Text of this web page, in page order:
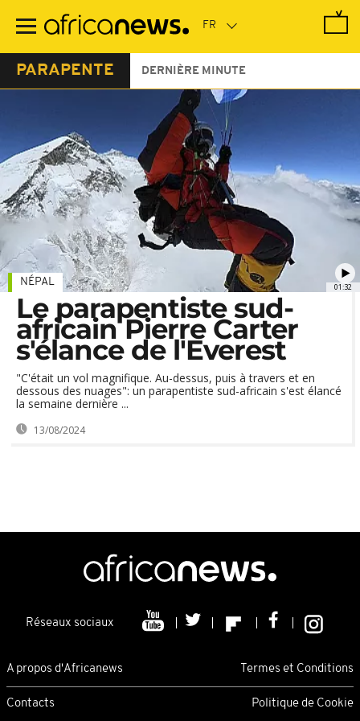
contenu
PARAPENTE DERNIÈRE MINUTE
01:32
NÉPAL
Le parapentiste sud-
africain Pierre Carter
s'élance de l'Everest
"C'était un vol magnifique. Au-dessus, puis à travers et en
dessous des nuages": un parapentiste sud-africain s'est élancé
la semaine dernière ...
13/08/2024
Réseaux sociaux
A propos d'Africanews Termes et Conditions
Contacts Politique de Cookie